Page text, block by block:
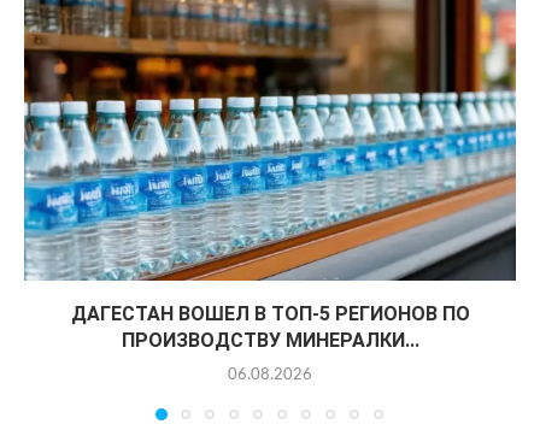
ДАГЕСТАН ВОШЕЛ В ТОП-5 РЕГИОНОВ ПО
ПРОИЗВОДСТВУ МИНЕРАЛКИ...
06.08.2026